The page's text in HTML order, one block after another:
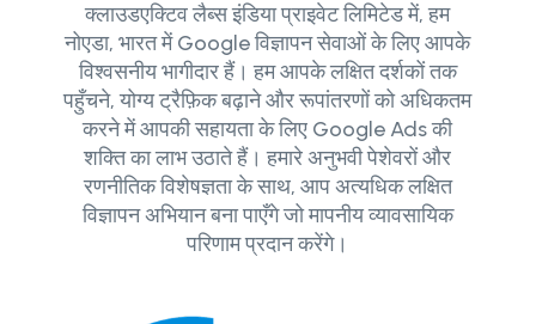
क्लाउडएक्टिव लैब्स इंडिया प्राइवेट लिमिटेड में, हम
नोएडा, भारत में Google विज्ञापन सेवाओं के लिए आपके
विश्वसनीय भागीदार हैं। हम आपके लक्षित दर्शकों तक
पहुँचने, योग्य ट्रैफ़िक बढ़ाने और रूपांतरणों को अधिकतम
करने में आपकी सहायता के लिए Google Ads की
शक्ति का लाभ उठाते हैं। हमारे अनुभवी पेशेवरों और
रणनीतिक विशेषज्ञता के साथ, आप अत्यधिक लक्षित
विज्ञापन अभियान बना पाएँगे जो मापनीय व्यावसायिक
परिणाम प्रदान करेंगे।